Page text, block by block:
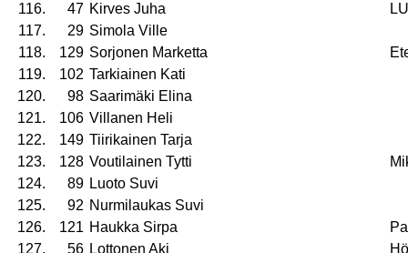
116.
47 Kirves Juha
117.
29 Simola Ville
118.
129 Sorjonen Marketta
119.
102 Tarkiainen Kati
120.
98 Saarimäki Elina
121.
106 Villanen Heli
122.
149 Tiirikainen Tarja
123.
128 Voutilainen Tytti
124.
89 Luoto Suvi
125.
92 Nurmilaukas Suvi
126.
121 Haukka Sirpa
127.
56 Lottonen Aki